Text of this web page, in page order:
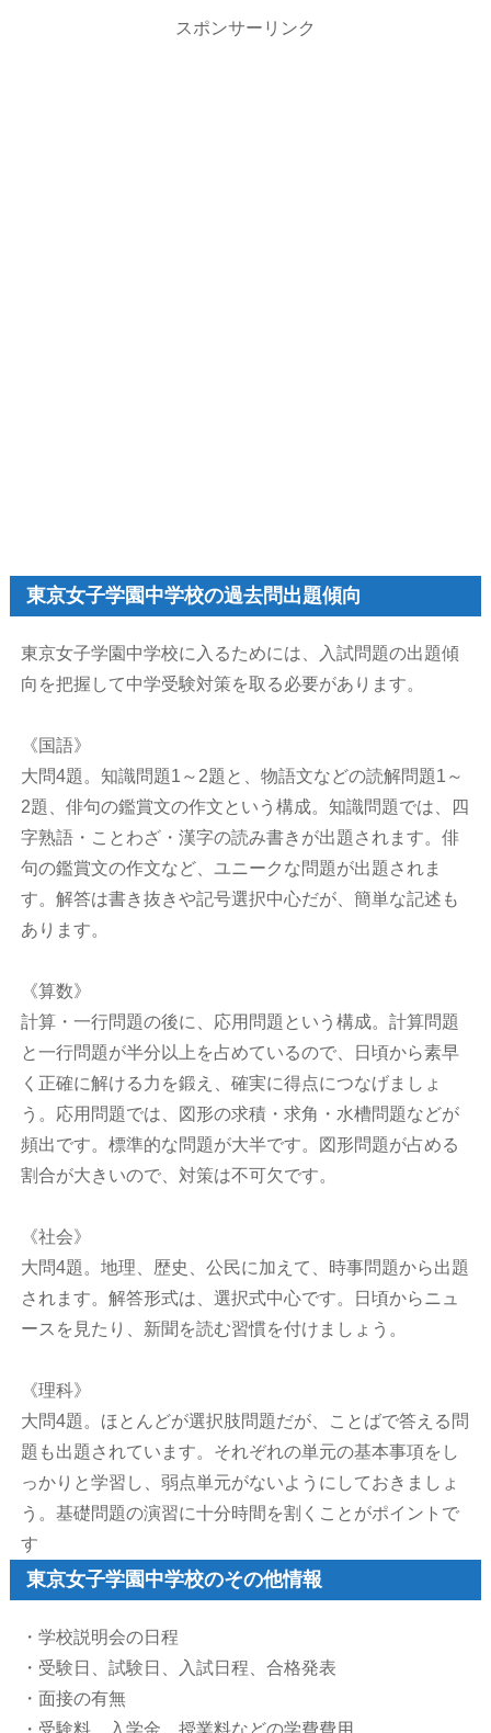
スポンサーリンク
東京女子学園中学校の過去問出題傾向
東京女子学園中学校に入るためには、入試問題の出題傾
向を把握して中学受験対策を取る必要があります。
《国語》
大問4題。知識問題1～2題と、物語文などの読解問題1～
2題、俳句の鑑賞文の作文という構成。知識問題では、四
字熟語・ことわざ・漢字の読み書きが出題されます。俳
句の鑑賞文の作文など、ユニークな問題が出題されま
す。解答は書き抜きや記号選択中心だが、簡単な記述も
あります。
《算数》
計算・一行問題の後に、応用問題という構成。計算問題
と一行問題が半分以上を占めているので、日頃から素早
く正確に解ける力を鍛え、確実に得点につなげましょ
う。応用問題では、図形の求積・求角・水槽問題などが
頻出です。標準的な問題が大半です。図形問題が占める
割合が大きいので、対策は不可欠です。
《社会》
大問4題。地理、歴史、公民に加えて、時事問題から出題
されます。解答形式は、選択式中心です。日頃からニュ
ースを見たり、新聞を読む習慣を付けましょう。
《理科》
大問4題。ほとんどが選択肢問題だが、ことばで答える問
題も出題されています。それぞれの単元の基本事項をし
っかりと学習し、弱点単元がないようにしておきましょ
う。基礎問題の演習に十分時間を割くことがポイントで
す
東京女子学園中学校のその他情報
・学校説明会の日程
・受験日、試験日、入試日程、合格発表
・面接の有無